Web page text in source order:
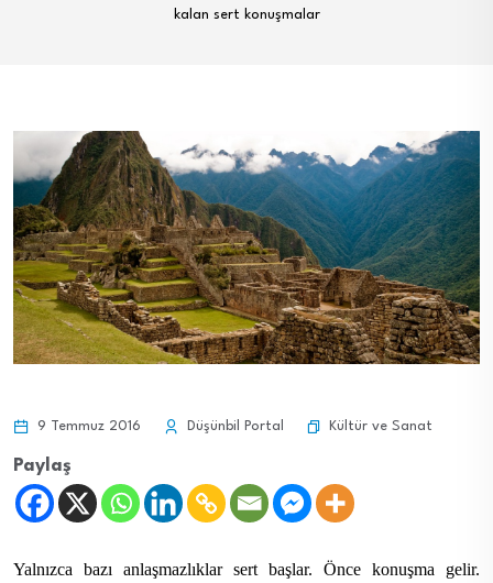
kalan sert konuşmalar
9 Temmuz 2016 Düşünbil Portal Kültür ve Sanat
Paylaş
Yalnızca bazı anlaşmazlıklar sert başlar. Önce konuşma gelir.